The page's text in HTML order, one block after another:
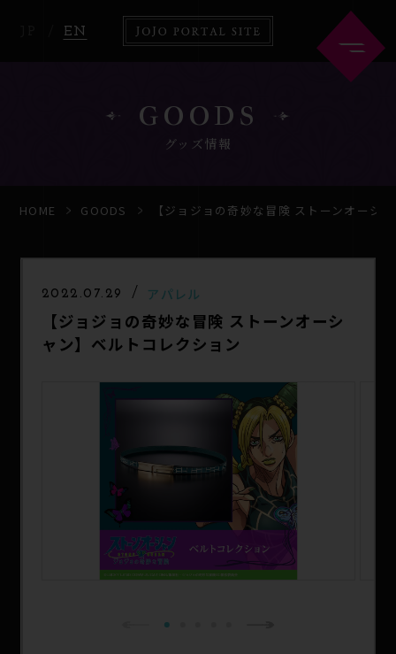
EN
HOME ABOUT
COMICS
GOODS
グッズ情報
HOME GOODS 【ジョジョの奇妙な冒険 ストーンオーシ
2022.07.29 アパレル
【ジョジョの奇妙な冒険 ストーンオーシ
ャン】ベルトコレクション
1